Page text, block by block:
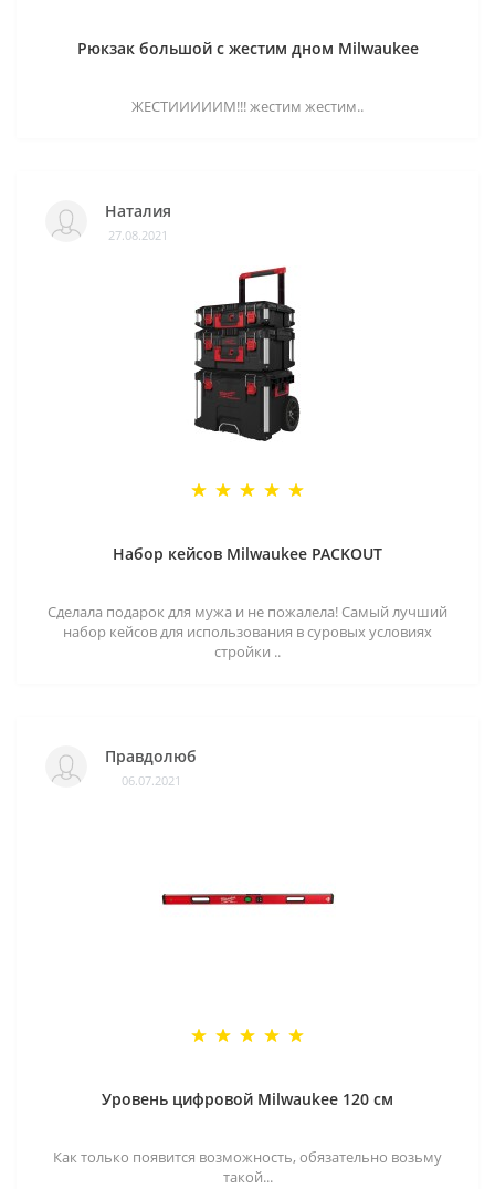
Рюкзак большой с жестим дном Milwaukee
ЖЕСТИИИИИМ!!! жестим жестим..
Наталия
27.08.2021
Набор кейсов Milwaukee PACKOUT
Сделала подарок для мужа и не пожалела! Самый лучший
набор кейсов для использования в суровых условиях
стройки ..
Правдолюб
06.07.2021
Уровень цифровой Milwaukee 120 см
Как только появится возможность, обязательно возьму
такой...